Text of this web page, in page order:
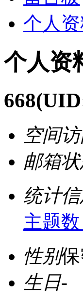
个人
个人资
668
空间
邮箱
统计
主题数
性别
生日-